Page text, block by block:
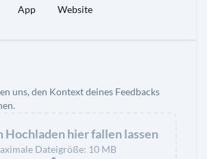
App Website
uns, den Kontext deines Feedbacks
Hochladen hier fallen lassen
Dateigröße: 10 MB